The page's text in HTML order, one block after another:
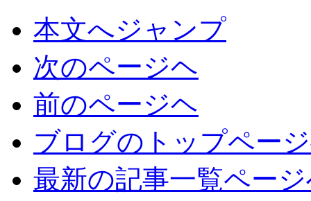
本文へジャンプ
次のページヘ
前のページヘ
ブログのトップペー
最新の記事一覧ペー